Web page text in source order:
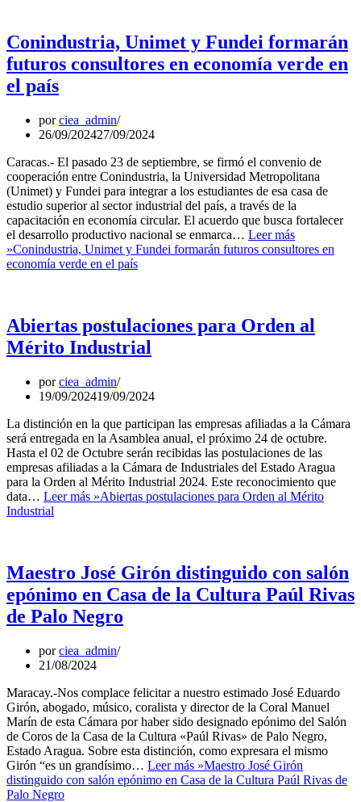
Conindustria, Unimet y Fundei formarán
futuros consultores en economía verde en
el país
porciea_admin
26/09/202427/09/2024
Caracas.- El pasado 23 de septiembre, se firmó el convenio de
cooperación entre Conindustria, la Universidad Metropolitana
(Unimet) y Fundei para integrar a los estudiantes de esa casa de
estudio superior al sector industrial del país, a través de la
capacitación en economía circular. El acuerdo que busca fortalecer
el desarrollo productivo nacional se enmarca… Leer más
»Conindustria, Unimet y Fundei formarán futuros consultores en
economía verde en el país
Abiertas postulaciones para Orden al
Mérito Industrial
porciea_admin
19/09/202419/09/2024
La distinción en la que participan las empresas afiliadas a la Cámara
será entregada en la Asamblea anual, el próximo 24 de octubre.
Hasta el 02 de Octubre serán recibidas las postulaciones de las
empresas afiliadas a la Cámara de Industriales del Estado Aragua
para la Orden al Mérito Industrial 2024. Este reconocimiento que
data… Leer más »Abiertas postulaciones para Orden al Mérito
Industrial
Maestro José Girón distinguido con salón
epónimo en Casa de la Cultura Paúl Rivas
de Palo Negro
porciea_admin
21/08/2024
Maracay.-Nos complace felicitar a nuestro estimado José Eduardo
Girón, abogado, músico, coralista y director de la Coral Manuel
Marín de esta Cámara por haber sido designado epónimo del Salón
de Coros de la Casa de la Cultura «Paúl Rivas» de Palo Negro,
Estado Aragua. Sobre esta distinción, como expresara el mismo
Girón “es un grandísimo… Leer más »Maestro José Girón
distinguido con salón epónimo en Casa de la Cultura Paúl Rivas de
Palo Negro